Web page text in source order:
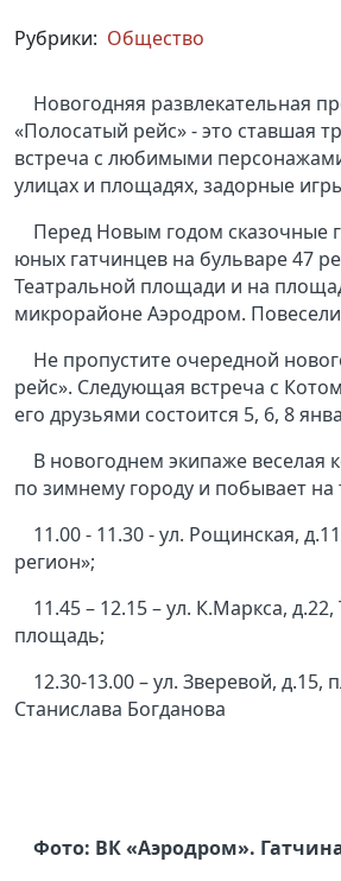
Рубрики: Общество
Новогодняя развлекательная
«Полосатый рейс» - это ставшая
встреча с любимыми
улицах и площадях, задорные
Перед Новым годом сказочные
юных гатчинцев на бульваре 47
Театральной площади и на
микрорайоне Аэродром.
Не пропустите очередной
рейс». Следующая встреча с
его друзьями состоится 5, 6, 8
В новогоднем экипаже веселая
по зимнему городу и побывает на
11.00 - 11.30 - ул. Рощинская,
регион»;
11.45 – 12.15 – ул. К.Маркса,
площадь;
12.30-13.00 – ул. Зверевой, д.15,
Станислава Богданова
Фото: ВК «Аэродром».